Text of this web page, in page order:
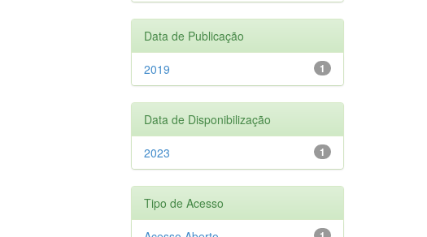
Data de Publicação
1
2019
Data de Disponibilização
1
2023
Tipo de Acesso